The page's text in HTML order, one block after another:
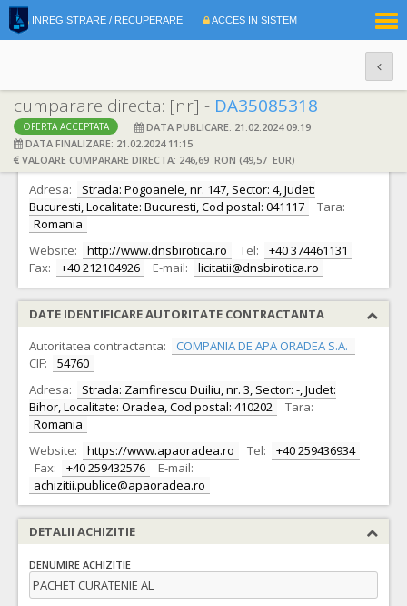
INREGISTRARE / RECUPERARE ACCES IN SISTEM
cumparare directa: [nr] - DA35085318
OFERTA ACCEPTATA
DATA PUBLICARE: 21.02.2024 09:19
DATA FINALIZARE: 21.02.2024 11:15
VALOARE CUMPARARE DIRECTA: 246,69 RON (49,57 EUR)
DATE IDENTIFICARE OFERTANT
Ofertant: S.C. DNS BIROTICA S.R.L. CIF: 16310679
Adresa:
Strada: Pogoanele, nr. 147, Sector: 4, Judet:
Bucuresti, Localitate: Bucuresti, Cod postal: 041117
Tara:
Romania
Website:
http://www.dnsbirotica.ro Tel:
+40 374461131
Fax:
+40 212104926 E-mail: licitatii@dnsbirotica.ro
DATE IDENTIFICARE AUTORITATE CONTRACTANTA
Autoritatea contractanta:
COMPANIA DE APA ORADEA S.A.
CIF:
54760
Adresa:
Strada: Zamfirescu Duiliu, nr. 3, Sector: -, Judet:
Bihor, Localitate: Oradea, Cod postal: 410202
Tara:
Romania
Website:
https://www.apaoradea.ro Tel:
+40 259436934
Fax:
+40 259432576
E-mail:
achizitii.publice@apaoradea.ro
DETALII ACHIZITIE
DENUMIRE ACHIZITIE
PACHET CURATENIE AL